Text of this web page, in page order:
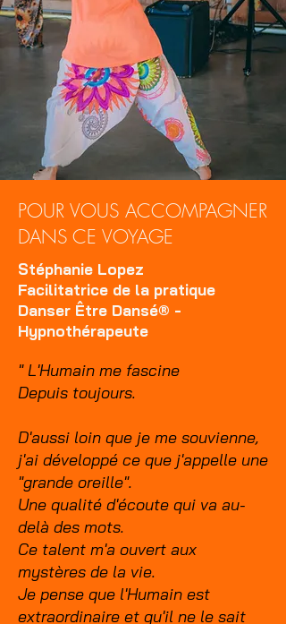
POUR VOUS ACCOMPAGNER
DANS CE VOYAGE
Stéphanie Lopez
Facilitatrice de la pratique
Danser Être Dansé® -
Hypnothérapeute
" L'Humain me fascine
Depuis toujours. ​
D'aussi loin que je me souvienne,
j'ai développé ce que j'appelle une
"grande oreille".
Une qualité d'écoute qui va au-
delà des mots.
Ce talent m'a ouvert aux
mystères de la vie.
Je pense que l'Humain est
extraordinaire et qu'il ne le sait